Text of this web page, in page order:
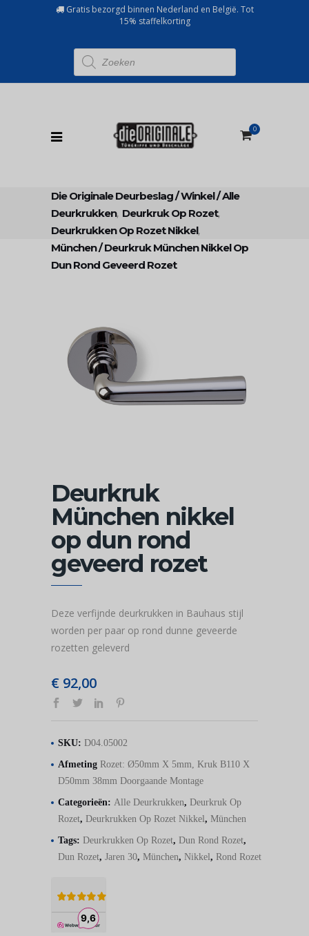
Gratis bezorgd binnen Nederland en België. Tot
15% staffelkorting
Producten
zoeken
0
Die Originale Deurbeslag/Winkel/Alle
Deurkrukken, Deurkruk Op Rozet,
Deurkrukken Op Rozet Nikkel,
München/Deurkruk München Nikkel Op
Dun Rond Geveerd Rozet
Deurkruk
München nikkel
op dun rond
geveerd rozet
Deze verfijnde deurkrukken in Bauhaus stijl
worden per paar op rond dunne geveerde
rozetten geleverd
€ 92,00
SKU: D04.05002
Afmeting Rozet: Ø50mm X 5mm, Kruk B110 X
D50mm 38mm Doorgaande Montage
Categorieën: Alle Deurkrukken, Deurkruk Op
Rozet, Deurkrukken Op Rozet Nikkel, München
Tags: Deurkrukken Op Rozet, Dun Rond Rozet,
Dun Rozet, Jaren 30, München, Nikkel, Rond Rozet